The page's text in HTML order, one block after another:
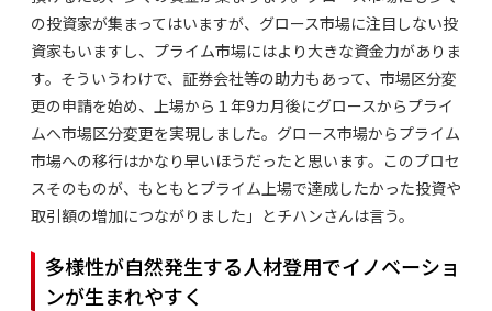
の投資家が集まってはいますが、グロース市場に注目しない投
資家もいますし、プライム市場にはより大きな資金力がありま
す。そういうわけで、証券会社等の助力もあって、市場区分変
更の申請を始め、上場から１年9カ月後にグロースからプライ
ムへ市場区分変更を実現しました。グロース市場からプライム
市場への移行はかなり早いほうだったと思います。このプロセ
スそのものが、もともとプライム上場で達成したかった投資や
取引額の増加につながりました」とチハンさんは言う。
多様性が自然発生する人材登用でイノベーショ
ンが生まれやすく